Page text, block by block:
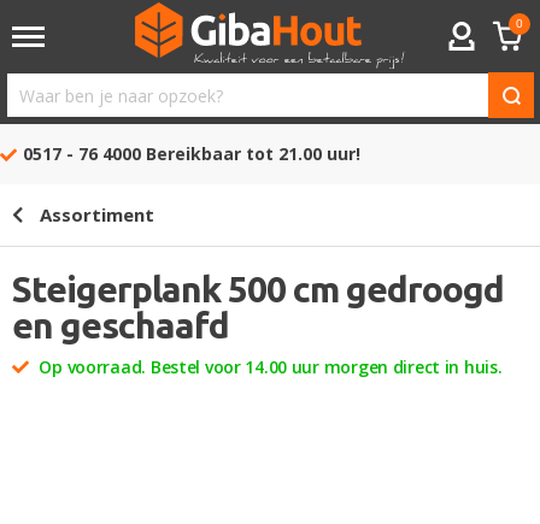
ACCOUNT
0
Waar
ben
opzoek?
0517 - 76 4000 Bereikbaar tot 21.00 uur!
Assortiment
Steigerplank 500 cm gedroogd
en geschaafd
Op voorraad. Bestel voor 14.00 uur morgen direct in huis.